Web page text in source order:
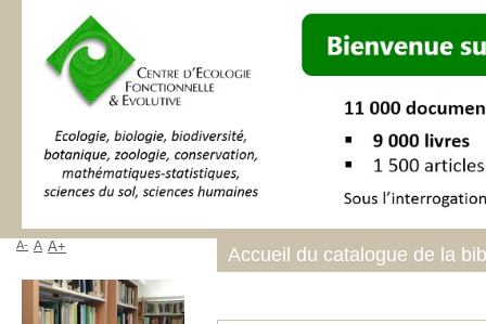
Accueil du catalogue de la
A- A A+